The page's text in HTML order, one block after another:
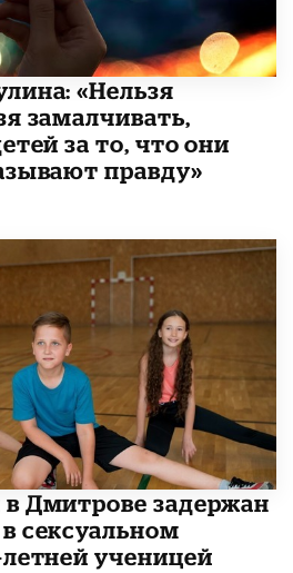
«Нельзя
замалчивать,
за то, что они
правду»
Дмитрове задержан
сексуальном
ученицей